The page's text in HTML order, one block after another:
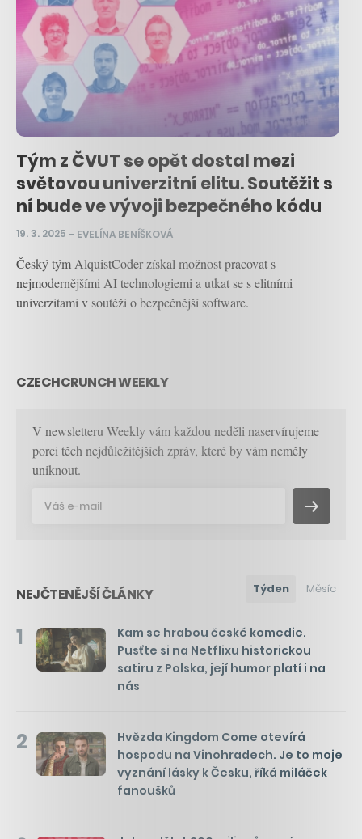
Tým z ČVUT se opět dostal mezi
světovou univerzitní elitu. Soutěžit s
ní bude ve vývoji bezpečného kódu
19. 3. 2025 – EVELÍNA BENÍŠKOVÁ
Český tým AlquistCoder získal možnost pracovat s
nejmodernějšími AI technologiemi a utkat se s elitními
univerzitami v soutěži o bezpečnější software.
CZECHCRUNCH WEEKLY
V newsletteru Weekly vám každou neděli naservírujeme
porci těch nejdůležitějších zpráv, které by vám neměly
uniknout.
NEJČTENĚJŠÍ ČLÁNKY Týden Měsíc
1
Kam se hrabou české komedie.
Pusťte si na Netflixu historickou
satiru z Polska, její humor platí i na
nás
2
Hvězda Kingdom Come otevírá
hospodu na Vinohradech. Je to moje
vyznání lásky k Česku, říká miláček
fanoušků